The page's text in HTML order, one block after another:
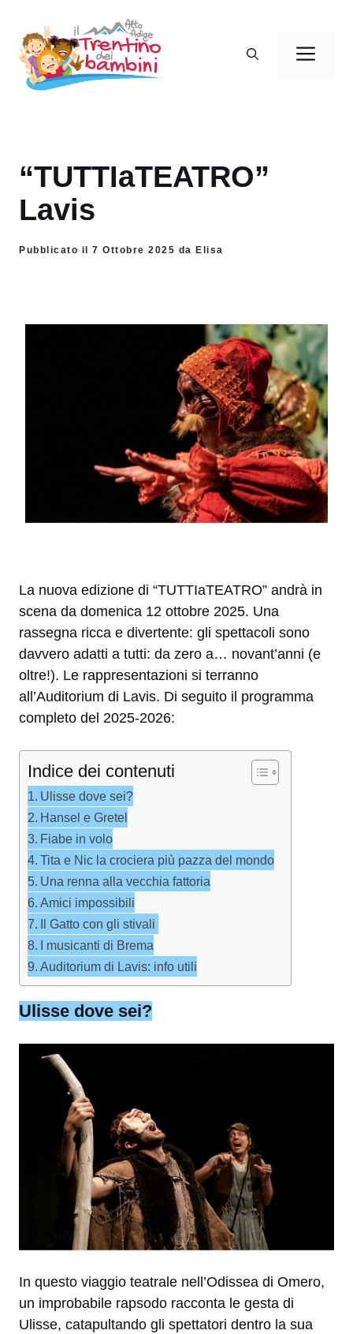
contenuto
“TUTTIaTEATRO”
Lavis
Pubblicato il 7 Ottobre 2025 da Elisa
La nuova edizione di “TUTTIaTEATRO” andrà in
scena da domenica 12 ottobre 2025. Una
rassegna ricca e divertente: gli spettacoli sono
davvero adatti a tutti: da zero a… novant’anni (e
oltre!). Le rappresentazioni si terranno
all’Auditorium di Lavis. Di seguito il programma
completo del 2025-2026:
Indice dei contenuti
Ulisse dove sei?
Hansel e Gretel
Fiabe in volo
Tita e Nic la crociera più pazza del mondo
Una renna alla vecchia fattoria
Amici impossibili
Il Gatto con gli stivali
I musicanti di Brema
Auditorium di Lavis: info utili
Ulisse dove sei?
In questo viaggio teatrale nell’Odissea di Omero,
un improbabile rapsodo racconta le gesta di
Ulisse, catapultando gli spettatori dentro la sua